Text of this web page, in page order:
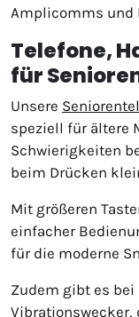
Amplicomms und
Telefone,
für
Unsere
speziell für ältere
Schwierigkeiten
beim Drücken
Mit größeren
einfacher
für die moderne
Zudem gibt es
Vibrationswecker,